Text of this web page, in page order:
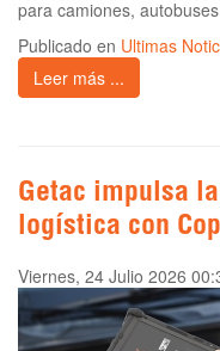
para camiones,
Publicado en Ultimas
Leer más ...
Getac impulsa
logística con
Viernes, 24 Julio 2026